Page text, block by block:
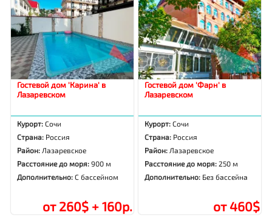
Гостевой дом 'Карина' в
Лазаревском
Курорт:Сочи
Страна: Россия
Район: Лазаревское
Расстояние до моря:900 м
Дополнительно:С бассейном
от 260$ + 160р.
Гостевой дом 'Фарн' в
Лазаревском
Курорт:Сочи
Страна: Россия
Район: Лазаревское
Расстояние до моря:250 м
Дополнительно: Без бассейна
от 460$